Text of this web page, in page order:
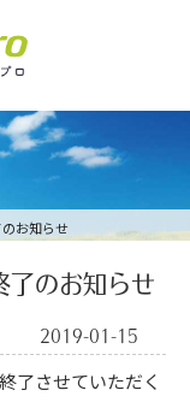
お知らせ
了のお知らせ
2019-01-15
了させていただく